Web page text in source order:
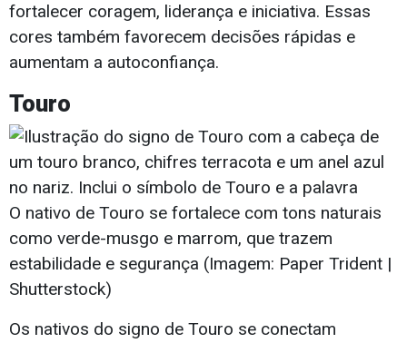
fortalecer coragem, liderança e iniciativa. Essas
cores também favorecem decisões rápidas e
aumentam a autoconfiança.
Touro
O nativo de Touro se fortalece com tons naturais
como verde-musgo e marrom, que trazem
estabilidade e segurança (Imagem: Paper Trident |
Shutterstock)
Os nativos do signo de Touro se conectam